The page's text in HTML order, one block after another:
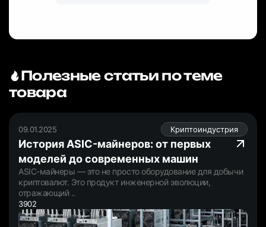
Полезные статьи по теме
товара
09.01.2025 Криптоиндустрия
История ASIC-майнеров: от первых
моделей до современных машин
ASIC-майнеры — это не просто оборудование для добычи
криптовалют. Это продукт инженерной эволюции,
отражающий ..
3902